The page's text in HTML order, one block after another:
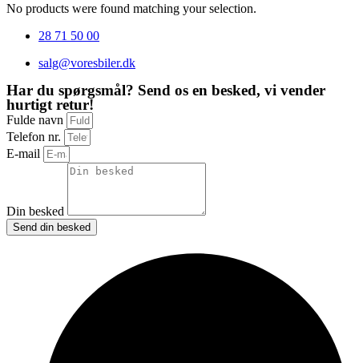
No products were found matching your selection.
28 71 50 00
salg@voresbiler.dk
Har du spørgsmål? Send os en besked, vi vender
hurtigt retur!
Fulde navn
Telefon nr.
E-mail
Din besked
Send din besked